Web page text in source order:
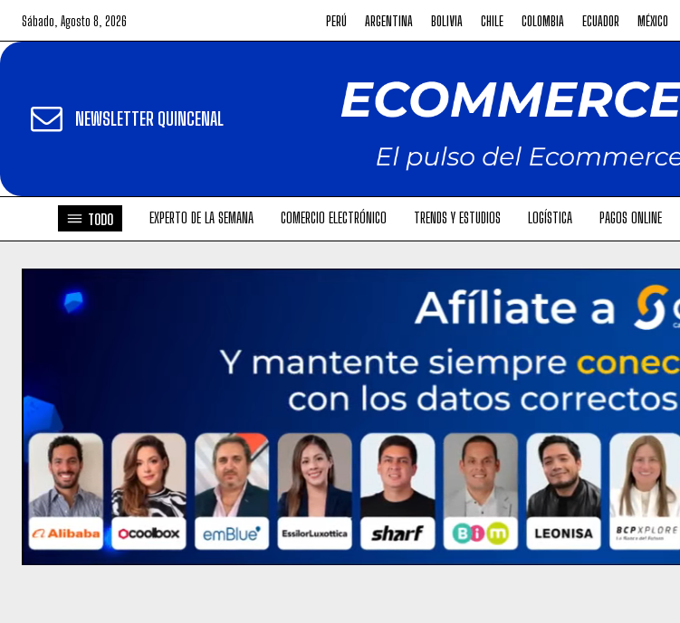
Sábado, Agosto 8, 2026 PERÚ ARGENTINA BOLIVIA CHILE COLOMBIA ECUADOR MÉXICO
NEWSLETTER QUINCENAL
TODO EXPERTO DE LA SEMANA COMERCIO ELECTRÓNICO TRENDS Y ESTUDIOS LOGÍSTICA PAGOS ONLINE